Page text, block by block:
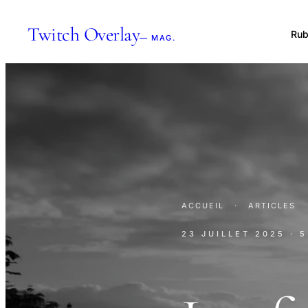
Twitch Overlay— MAG.
ACCUEIL · ARTICLES
23 JUILLET 2025 ·